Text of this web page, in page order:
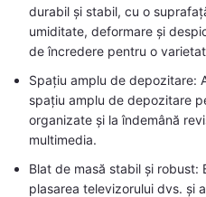
durabil și stabil, cu o
umiditate, deformare și
de încredere pentru o
Spațiu amplu de depozitare:
spațiu amplu de depozitare
organizate și la îndemână
multimedia.
Blat de masă stabil și robust:
plasarea televizorului dvs. și